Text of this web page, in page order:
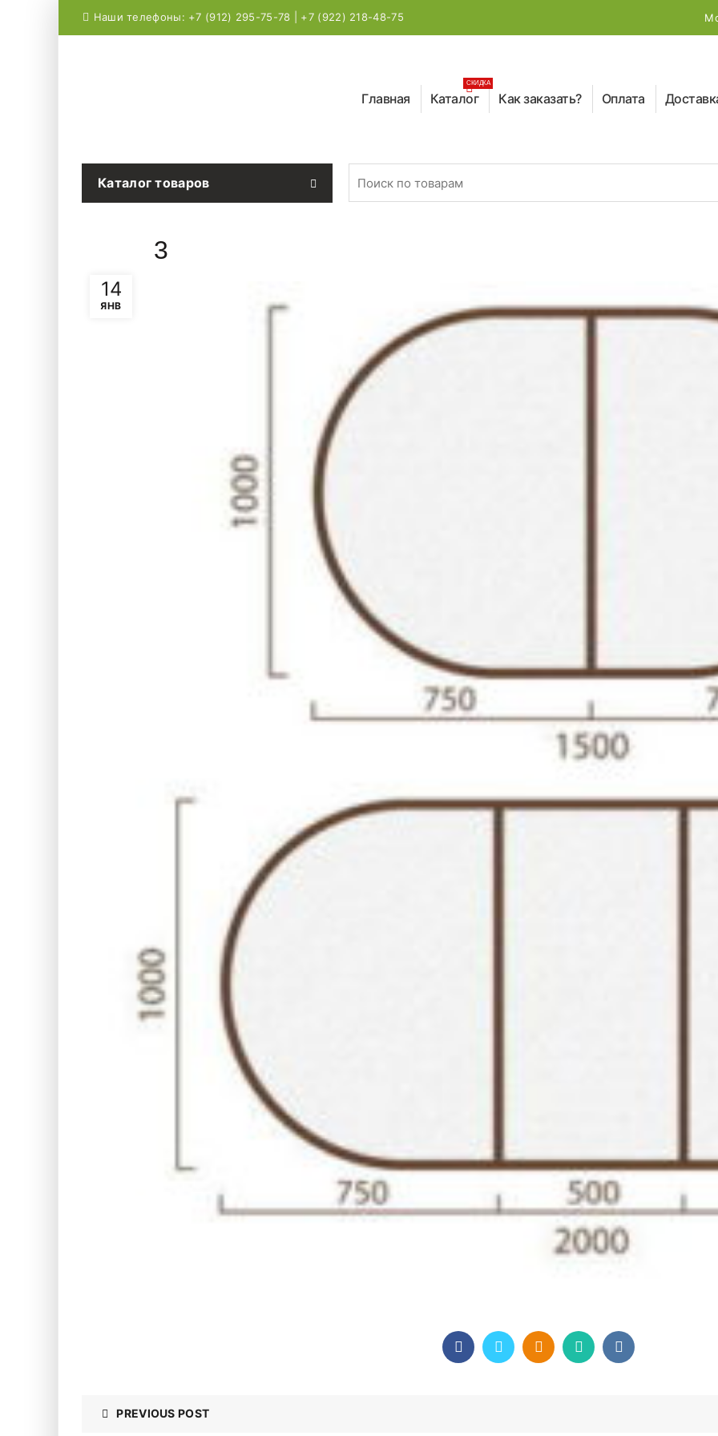
Наши телефоны: +7 (912) 295-75-78 | +7 (922) 218-48-75
Главная Каталог
СКИДКА
Как заказать? Оплата
Каталог товаров
14
ЯНВ
3
PREVIOUS POST